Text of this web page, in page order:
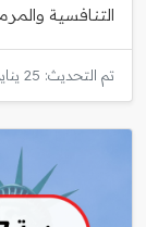
التنافسية
تم التحديث: 25 يناير، 2026